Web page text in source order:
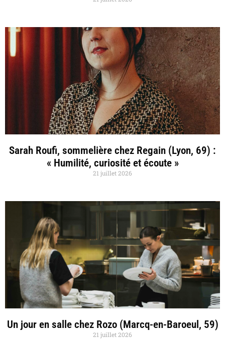
Sarah Roufi, sommelière chez Regain (Lyon, 69) :
« Humilité, curiosité et écoute »
21 juillet 2026
Un jour en salle chez Rozo (Marcq-en-Baroeul, 59)
21 juillet 2026